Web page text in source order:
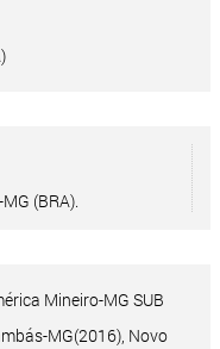
(BRA).
Mineiro-MG SUB
MG(2016), Novo